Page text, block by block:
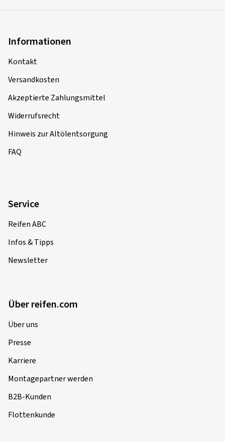
Informationen
Kontakt
Versandkosten
Akzeptierte Zahlungsmittel
Widerrufsrecht
Hinweis zur Altölentsorgung
FAQ
Service
Reifen ABC
Infos & Tipps
Newsletter
Über reifen.com
Über uns
Presse
Karriere
Montagepartner werden
B2B-Kunden
Flottenkunde